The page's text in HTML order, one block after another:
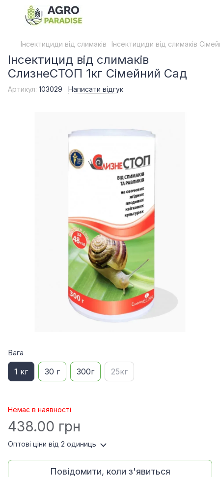
Інсектициди від слимаків Інсектициди від слимаків
Інсектицид від слимаків
СлизнеСТОП 1кг Сімейний Сад
Артикул: 103029 Написати відгук
Вага
1 кг 30 г 300г 25кг
Немає в наявності
438.00 грн
Оптові ціни від 2 одиниць
Повідомити, коли з'явиться